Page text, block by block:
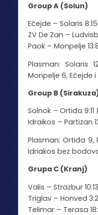
Group A (Solun)
Ečejde – Solaris
ZV De Zan –
Paok – Monpelje
Plasman: Solaris
Monpelje 6, Ečejde
Group B
Solnok – Ortiđa 9:11
Idraikos – Partizan
Plasman: Ortiđa 9,
Idriakos bez
Grupa C (Kranj)
Valis – Strazbur
Triglav – Honved
Telimar – Terasa